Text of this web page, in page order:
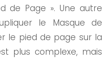
de Page ». Une autre
le Masque de
le pied de page sur la
plus complexe, mais